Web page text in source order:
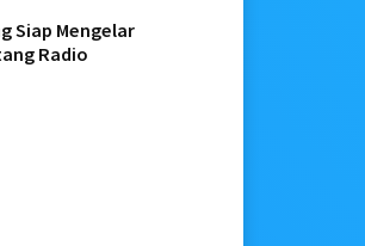
Siap Mengelar
Radio